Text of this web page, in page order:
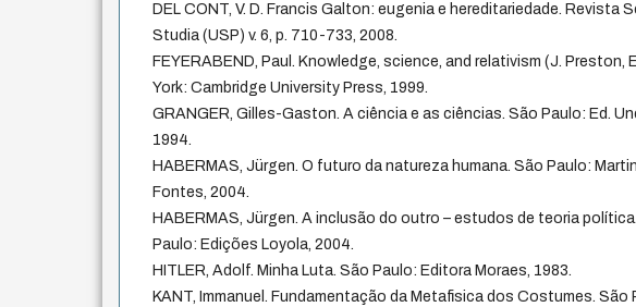
DEL CONT, V. D. Francis Galton: eugenia e hereditariedade. Revista
Studia (USP) v. 6, p. 710-733, 2008.
FEYERABEND, Paul. Knowledge, science, and relativism (J. Preston,
York: Cambridge University Press, 1999.
GRANGER, Gilles-Gaston. A ciência e as ciências. São Paulo: Ed.
1994.
HABERMAS, Jürgen. O futuro da natureza humana. São Paulo:
Fontes, 2004.
HABERMAS, Jürgen. A inclusão do outro – estudos de teoria
Paulo: Edições Loyola, 2004.
HITLER, Adolf. Minha Luta. São Paulo: Editora Moraes, 1983.
KANT, Immanuel. Fundamentação da Metafisica dos Costumes. São